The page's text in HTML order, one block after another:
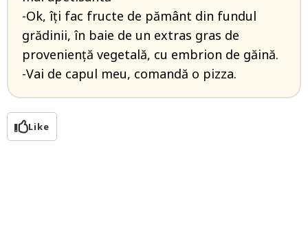
-Ok, îți fac fructe de pământ din fundul
grădinii, în baie de un extras gras de
proveniență vegetală, cu embrion de găină.
-Vai de capul meu, comandă o pizza.
Like